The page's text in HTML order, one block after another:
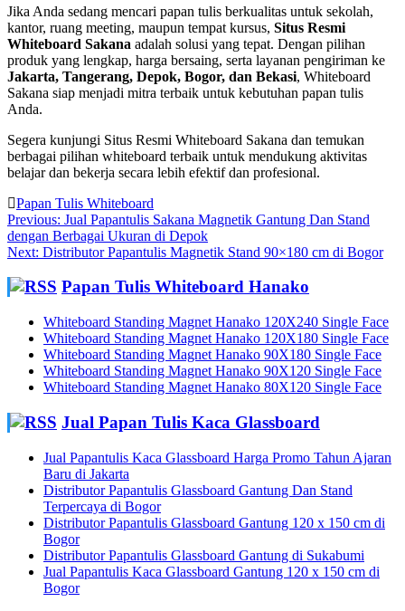
Jika Anda sedang mencari papan tulis berkualitas untuk sekolah,
kantor, ruang meeting, maupun tempat kursus, Situs Resmi
Whiteboard Sakana adalah solusi yang tepat. Dengan pilihan
produk yang lengkap, harga bersaing, serta layanan pengiriman ke
Jakarta, Tangerang, Depok, Bogor, dan Bekasi, Whiteboard
Sakana siap menjadi mitra terbaik untuk kebutuhan papan tulis
Anda.
Segera kunjungi Situs Resmi Whiteboard Sakana dan temukan
berbagai pilihan whiteboard terbaik untuk mendukung aktivitas
belajar dan bekerja secara lebih efektif dan profesional.
Papan Tulis Whiteboard
Post
navigation
Previous: Previous
post:
Jual Papantulis Sakana Magnetik Gantung Dan Stand
dengan Berbagai Ukuran di Depok
Next: Next
Distributor Papantulis Magnetik Stand 90×180 cm di Bogor
Papan Tulis Whiteboard Hanako
Whiteboard Standing Magnet Hanako 120X240 Single Face
Whiteboard Standing Magnet Hanako 120X180 Single Face
Whiteboard Standing Magnet Hanako 90X180 Single Face
Whiteboard Standing Magnet Hanako 90X120 Single Face
Whiteboard Standing Magnet Hanako 80X120 Single Face
Jual Papan Tulis Kaca Glassboard
Jual Papantulis Kaca Glassboard Harga Promo Tahun Ajaran
Baru di Jakarta
Distributor Papantulis Glassboard Gantung Dan Stand
Terpercaya di Bogor
Distributor Papantulis Glassboard Gantung 120 x 150 cm di
Bogor
Distributor Papantulis Glassboard Gantung di Sukabumi
Jual Papantulis Kaca Glassboard Gantung 120 x 150 cm di
Bogor